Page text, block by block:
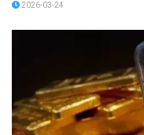
2026-03-24